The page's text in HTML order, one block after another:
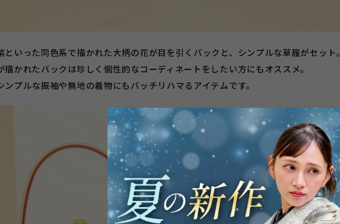
といった同色系で描かれた大柄の花が目を引くバックと、シンプルな草履がセット。
描かれたバックは珍しく個性的なコーディネートをしたい方にもオススメ。
プルな振袖や無地の着物にもバッチリハマるアイテムです。